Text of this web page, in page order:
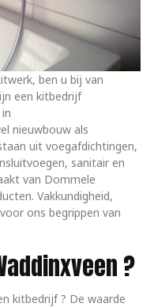
ben u bij van
een kitbedrijf
nieuwbouw als
uit voegafdichtingen,
sanitair en
van Dommele
Vakkundigheid,
ons begrippen van
?
kitbedrijf ? De waarde